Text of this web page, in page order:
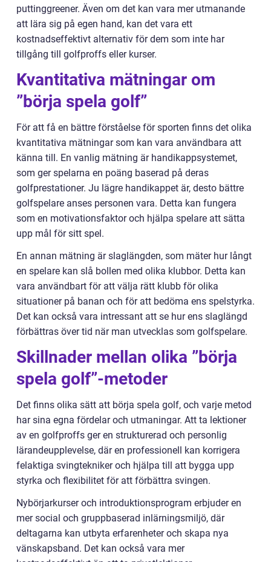
puttinggreener. Även om det kan vara mer utmanande
att lära sig på egen hand, kan det vara ett
kostnadseffektivt alternativ för dem som inte har
tillgång till golfproffs eller kurser.
Kvantitativa mätningar om
”börja spela golf”
För att få en bättre förståelse för sporten finns det olika
kvantitativa mätningar som kan vara användbara att
känna till. En vanlig mätning är handikappsystemet,
som ger spelarna en poäng baserad på deras
golfprestationer. Ju lägre handikappet är, desto bättre
golfspelare anses personen vara. Detta kan fungera
som en motivationsfaktor och hjälpa spelare att sätta
upp mål för sitt spel.
En annan mätning är slaglängden, som mäter hur långt
en spelare kan slå bollen med olika klubbor. Detta kan
vara användbart för att välja rätt klubb för olika
situationer på banan och för att bedöma ens spelstyrka.
Det kan också vara intressant att se hur ens slaglängd
förbättras över tid när man utvecklas som golfspelare.
Skillnader mellan olika ”börja
spela golf”-metoder
Det finns olika sätt att börja spela golf, och varje metod
har sina egna fördelar och utmaningar. Att ta lektioner
av en golfproffs ger en strukturerad och personlig
lärandeupplevelse, där en professionell kan korrigera
felaktiga svingtekniker och hjälpa till att bygga upp
styrka och flexibilitet för att förbättra svingen.
Nybörjarkurser och introduktionsprogram erbjuder en
mer social och gruppbaserad inlärningsmiljö, där
deltagarna kan utbyta erfarenheter och skapa nya
vänskapsband. Det kan också vara mer